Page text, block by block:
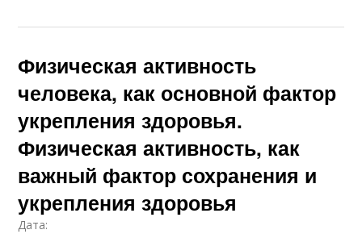
Физическая активность
человека, как основной фактор
укрепления здоровья.
Физическая активность, как
важный фактор сохранения и
укрепления здоровья
Дата: